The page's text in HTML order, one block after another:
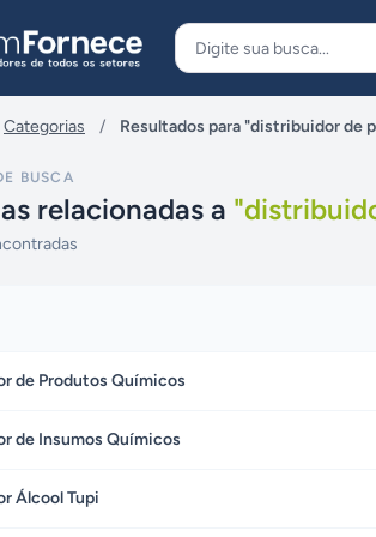
Categorias / Resultados para "distribuidor de
BUSCA
relacionadas a "
de Produtos Químicos
de Insumos Químicos
Álcool Tupi